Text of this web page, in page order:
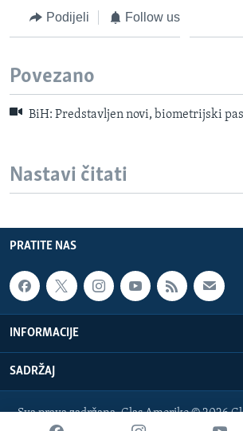
Podijeli Follow us
Povezano
BiH: Predstavljen novi, biometrijski
Nastavi čitati
PRATITE NAS
INFORMACIJE
SADRŽAJ
Sva prava zadržana. Glas Amerike © 2026